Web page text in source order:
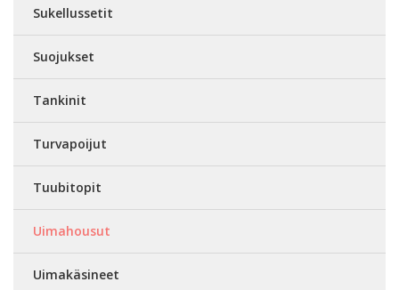
Sukellussetit
Suojukset
Tankinit
Turvapoijut
Tuubitopit
Uimahousut
Uimakäsineet